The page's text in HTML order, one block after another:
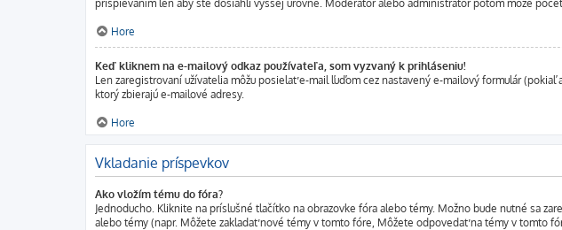
prispievaním len aby ste dosiahli vyššej úrovne. Moderátor alebo administrátor potom môže
Hore
Keď kliknem na e-mailový odkaz používateľa, som vyzvaný k prihláseniu!
Len zaregistrovaní užívatelia môžu posielať e-mail ľuďom cez nastavený e-mailový formulár
ktorý zbierajú e-mailové adresy.
Hore
Vkladanie príspevkov
Ako vložím tému do fóra?
Jednoducho. Kliknite na príslušné tlačítko na obrazovke fóra alebo témy. Možno bude nutné sa
alebo témy (napr. Môžete zakladať nové témy v tomto fóre, Môžete odpovedať na témy v tomto